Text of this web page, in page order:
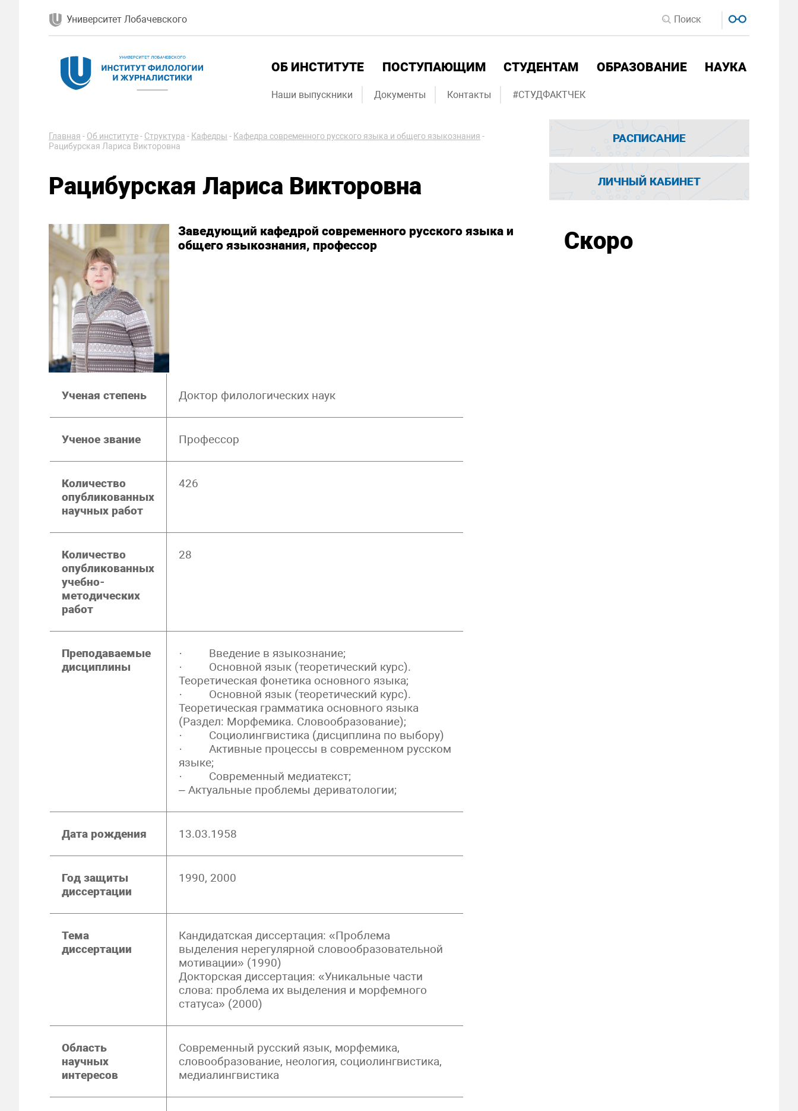
Университет Лобачевского
ОБ ИНСТИТУТЕ ПОСТУПАЮЩИМ СТУДЕНТАМ ОБРАЗОВАНИЕ НАУКА
Наши выпускники Документы Контакты #СТУДФАКТЧЕК
Главная - Об институте- Структура - Кафедры - Кафедра современного русского языка и общего языкознания -
Рацибурская Лариса Викторовна
Рацибурская Лариса Викторовна
Заведующий кафедрой современного русского языка и
общего языкознания, профессор
Ученая степень Доктор филологических наук
Ученое звание Профессор
Количество
опубликованных
научных работ
426
Количество
опубликованных
учебно-
методических
работ
28
Преподаваемые
дисциплины
· Введение в языкознание;
· Основной язык (теоретический курс).
Теоретическая фонетика основного языка;
· Основной язык (теоретический курс).
Теоретическая грамматика основного языка
(Раздел: Морфемика. Словообразование);
· Социолингвистика (дисциплина по выбору)
· Активные процессы в современном русском
языке;
· Современный медиатекст;
– Актуальные проблемы дериватологии;
Дата рождения 13.03.1958
Год защиты
диссертации
1990, 2000
Тема
диссертации
Кандидатская диссертация: «Проблема
выделения нерегулярной словообразовательной
мотивации» (1990)
Докторская диссертация: «Уникальные части
слова: проблема их выделения и морфемного
статуса» (2000)
Область
научных
интересов
Современный русский язык, морфемика,
словообразование, неология, социолингвистика,
медиалингвистика
РАСПИСАНИЕ
ЛИЧНЫЙ КАБИНЕТ
Скоро